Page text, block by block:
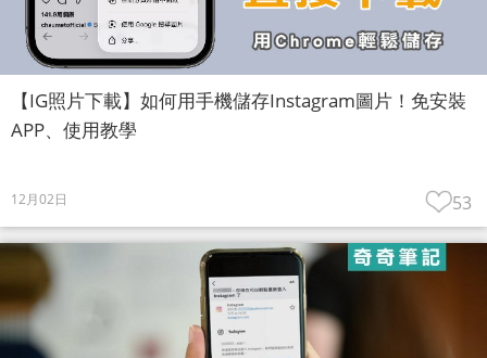
【IG照片下載】如何用手機儲存Instagram圖片！免安裝
APP、使用教學
12月02日 53